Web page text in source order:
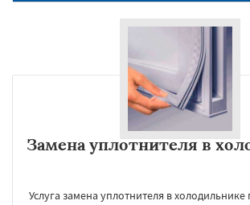
Замена уплотнителя в
Услуга замена уплотнителя в холодильнике